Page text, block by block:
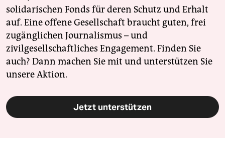
solidarischen Fonds für deren Schutz und Erhalt
auf. Eine offene Gesellschaft braucht guten, frei
zugänglichen Journalismus – und
zivilgesellschaftliches Engagement. Finden Sie
auch? Dann machen Sie mit und unterstützen Sie
unsere Aktion.
Jetzt unterstützen